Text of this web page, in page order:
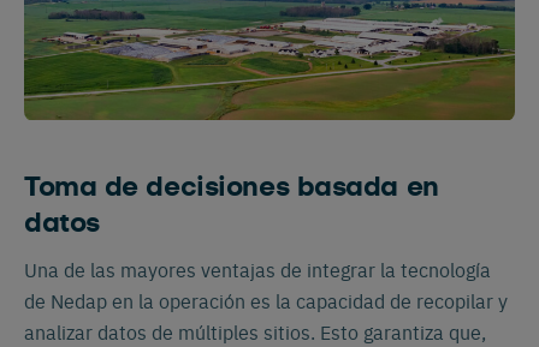
Toma de decisiones basada en
datos
Una de las mayores ventajas de integrar la tecnología
de Nedap en la operación es la capacidad de recopilar y
analizar datos de múltiples sitios. Esto garantiza que,